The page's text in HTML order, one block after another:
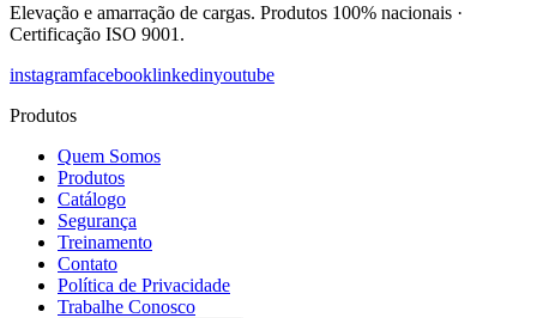
Elevação e amarração de cargas. Produtos 100% nacionais ·
Certificação ISO 9001 .
instagramfacebooklinkedinyoutube
Produtos
Quem Somos
Produtos
Catálogo
Segurança
Treinamento
Contato
Política de Privacidade
Trabalhe Conosco